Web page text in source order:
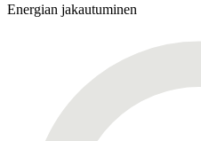
Energian jakautuminen